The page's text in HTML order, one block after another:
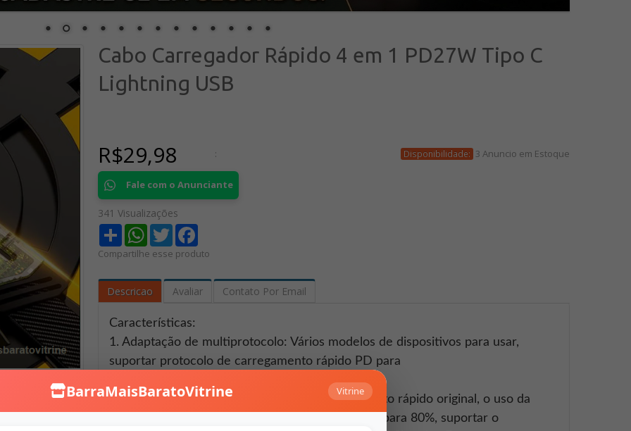
BarraMaisBaratoVitrine Vitrine
Cabo Carregador Rápido 4 em 1 PD27W Tipo C
Lightning USB
R$29,98 : Disponibilidade: 3 Anuncio em Estoque
Fale com o Anunciante
341 Visualizações
Share WhatsApp
Twitter
Compartilhe esse produto
Descricao Avaliar Contato Por Email
Características:
1. Adaptação de multiprotocolo: Vários modelos de dispositivos para usar,
suportar protocolo de carregamento rápido PD para
2. Cargo rápido: Com o protocolo de carregamento rápido original, o uso da
cabeça da cabeça, 40 minutos pode ser cobrado para 80%, suportar o